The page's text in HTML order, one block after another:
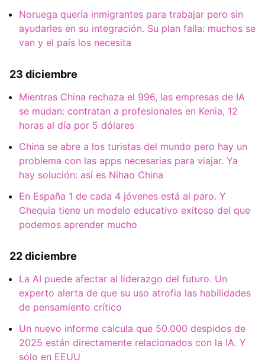
Noruega quería inmigrantes para trabajar pero sin
ayudarles en su integración. Su plan falla: muchos se
van y el país los necesita
23 diciembre
Mientras China rechaza el 996, las empresas de IA
se mudan: contratan a profesionales en Kenia, 12
horas al día por 5 dólares
China se abre a los turistas del mundo pero hay un
problema con las apps necesarias para viajar. Ya
hay solución: así es Nihao China
En España 1 de cada 4 jóvenes está al paro. Y
Chequia tiene un modelo educativo exitoso del que
podemos aprender mucho
22 diciembre
La AI puede afectar al liderazgo del futuro. Un
experto alerta de que su uso atrofia las habilidades
de pensamiento crítico
Un nuevo informe calcula que 50.000 despidos de
2025 están directamente relacionados con la IA. Y
sólo en EEUU